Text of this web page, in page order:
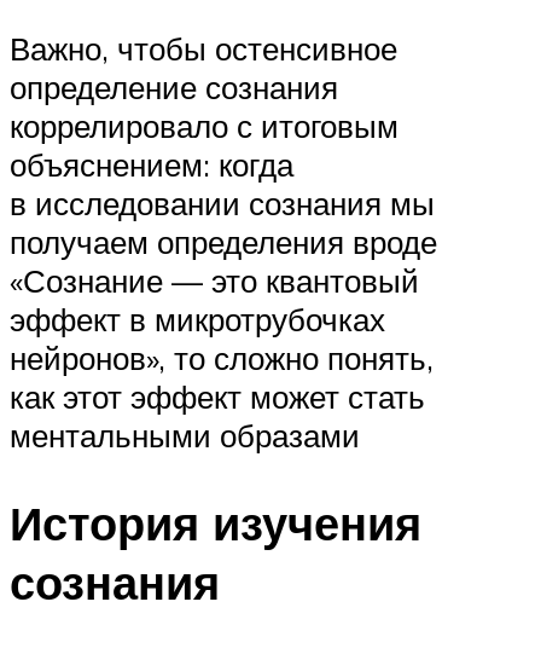
Важно, чтобы остенсивное
определение сознания
коррелировало с итоговым
объяснением: когда
в исследовании сознания мы
получаем определения вроде
«Сознание — это квантовый
эффект в микротрубочках
нейронов», то сложно понять,
как этот эффект может стать
ментальными образами
История изучения
сознания